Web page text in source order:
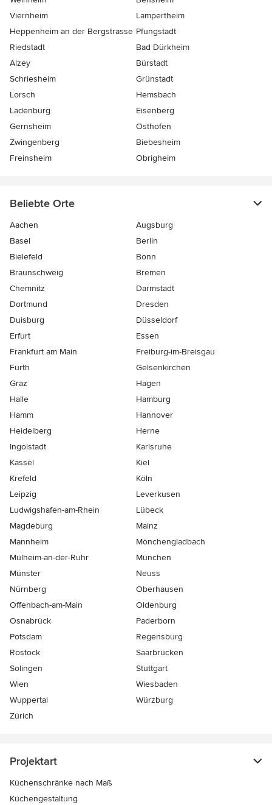
Viernheim
Lampertheim
Heppenheim an der Bergstrasse Pfungstadt
Riedstadt
Bad Dürkheim
Alzey
Bürstadt
Schriesheim
Grünstadt
Lorsch
Hemsbach
Ladenburg
Eisenberg
Gernsheim
Osthofen
Zwingenberg
Biebesheim
Freinsheim
Obrigheim
Beliebte Orte
Aachen
Augsburg
Basel
Berlin
Bielefeld
Bonn
Braunschweig
Bremen
Chemnitz
Darmstadt
Dortmund
Dresden
Duisburg
Düsseldorf
Erfurt
Essen
Frankfurt am Main
Freiburg-im-Breisgau
Fürth
Gelsenkirchen
Graz
Hagen
Halle
Hamburg
Hamm
Hannover
Heidelberg
Herne
Ingolstadt
Karlsruhe
Kassel
Kiel
Krefeld
Köln
Leipzig
Leverkusen
Ludwigshafen-am-Rhein
Lübeck
Magdeburg
Mainz
Mannheim
Mönchen­gladbach
Mülheim-an-der-Ruhr
München
Münster
Neuss
Nürnberg
Oberhausen
Offenbach-am-Main
Oldenburg
Osnabrück
Paderborn
Potsdam
Regensburg
Rostock
Saarbrücken
Solingen
Stuttgart
Wien
Wiesbaden
Wuppertal
Würzburg
Zürich
Projektart
Küchenschränke nach Maß
Küchengestaltung